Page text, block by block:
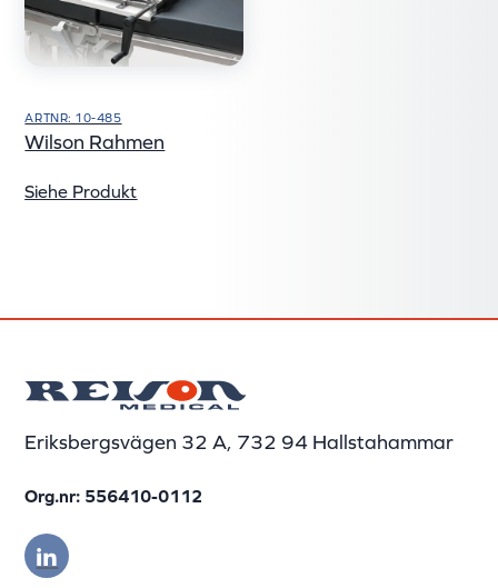
ARTNR: 10-485
Wilson Rahmen
Siehe Produkt
Eriksbergsvägen 32 A, 732 94 Hallstahammar
Org.nr: 556410-0112